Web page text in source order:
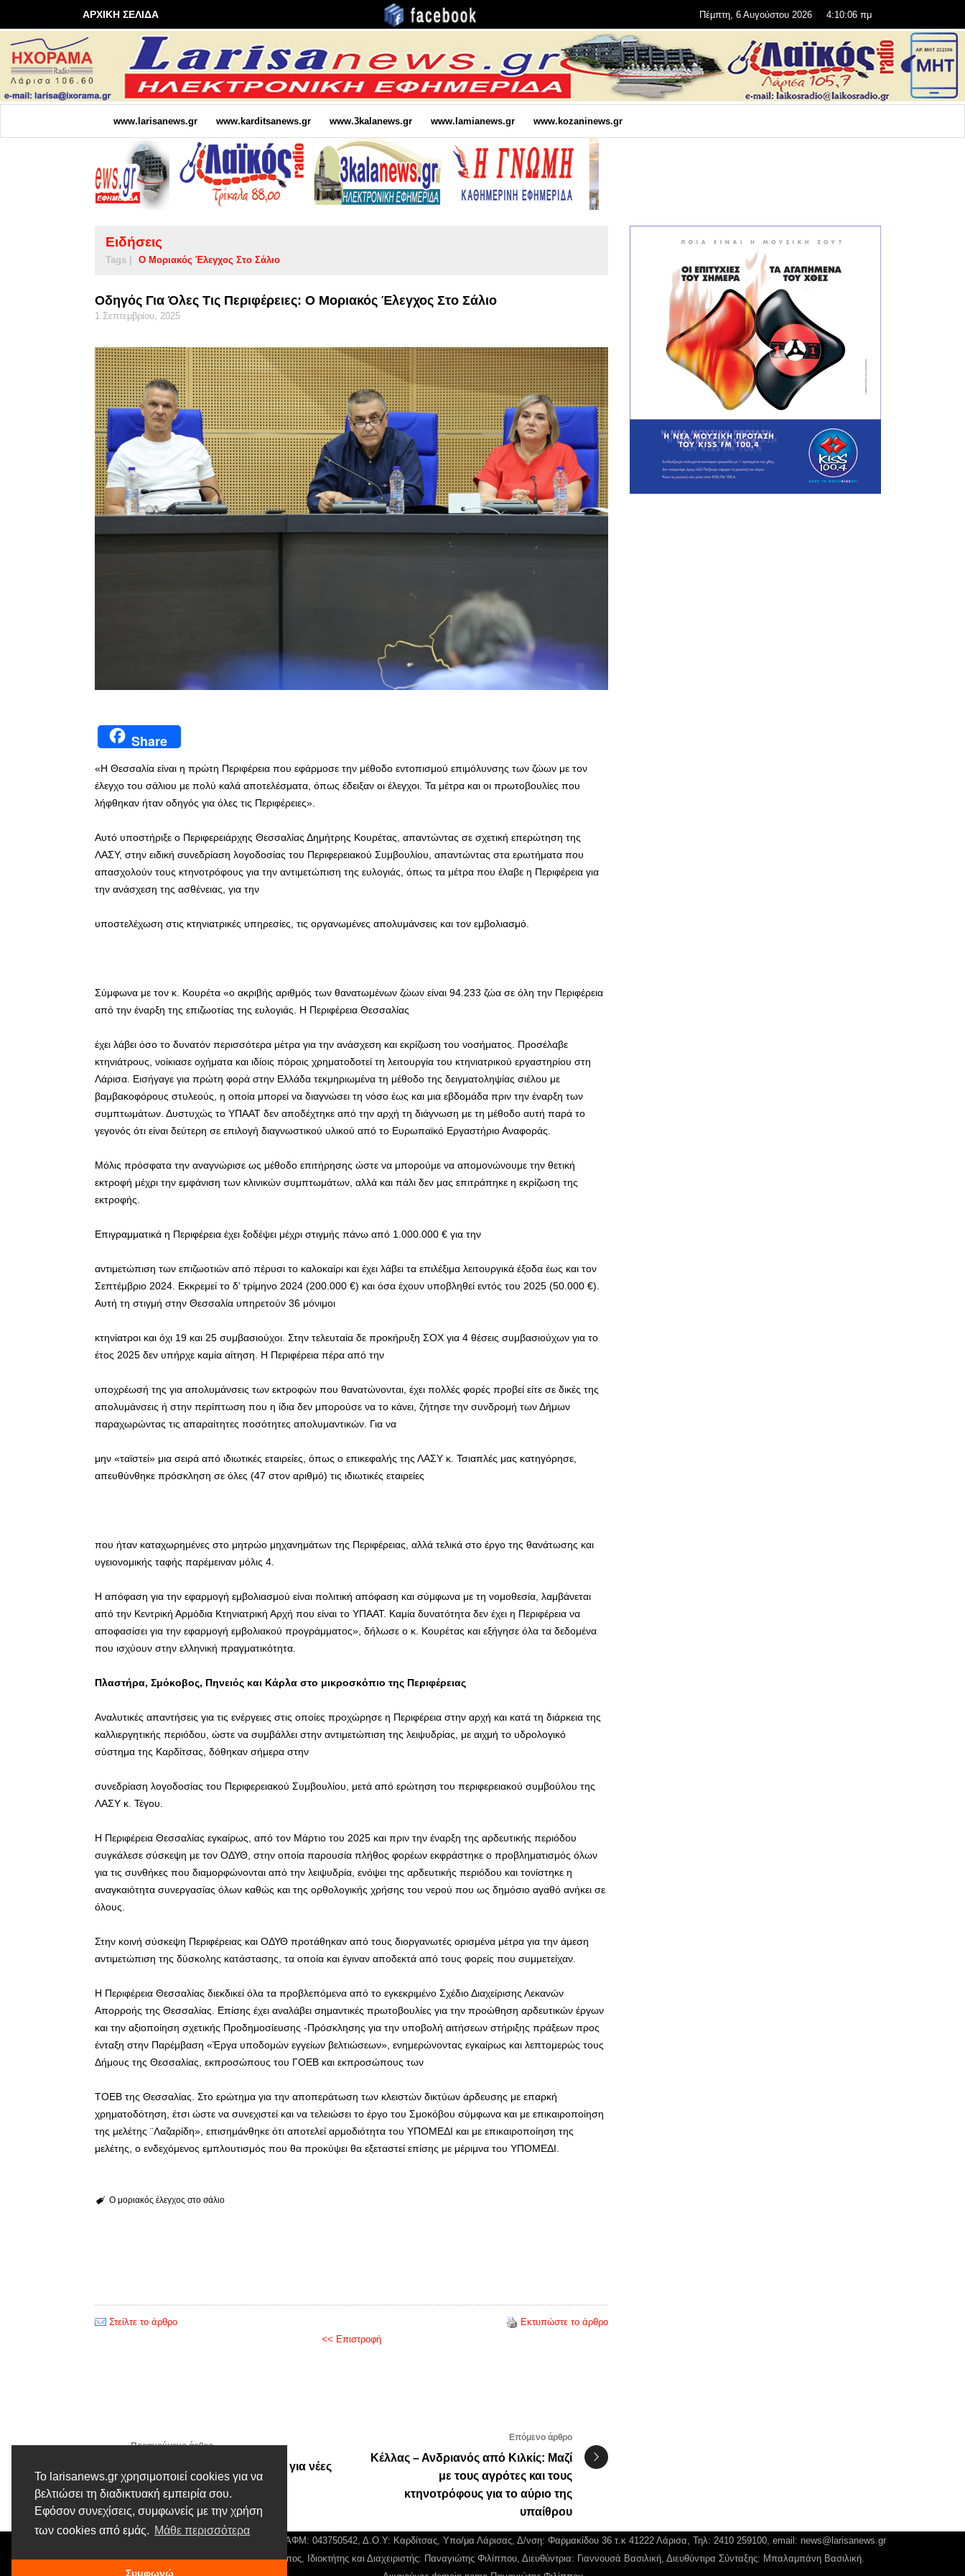
Το larisanews.gr χρησιμοποιεί cookies για να
βελτιώσει τη διαδικτυακή εμπειρία σου.
Εφόσον συνεχίσεις, συμφωνείς με την χρήση
των cookies από εμάς. Μάθε περισσότερα
Συμφωνώ
ΑΡΧΙΚΗ ΣΕΛΙΔΑ Πέμπτη, 6 Αυγούστου 2026 4:10:07 πμ
www.larisanews.gr www.karditsanews.gr www.3kalanews.gr www.lamianews.gr www.kozaninews.gr
Ειδήσεις
Tags | Ο Μοριακός Έλεγχος Στο Σάλιο
Οδηγός Για Όλες Τις Περιφέρειες: Ο Μοριακός Έλεγχος Στο Σάλιο
1 Σεπτεμβρίου, 2025
Share
«H Θεσσαλία είναι η πρώτη Περιφέρεια που εφάρμοσε την μέθοδο εντοπισμού επιμόλυνσης των ζώων με τον
έλεγχο του σάλιου με πολύ καλά αποτελέσματα, όπως έδειξαν οι έλεγχοι. Τα μέτρα και οι πρωτοβουλίες που
λήφθηκαν ήταν οδηγός για όλες τις Περιφέρειες».
Αυτό υποστήριξε ο Περιφερειάρχης Θεσσαλίας Δημήτρης Κουρέτας, απαντώντας σε σχετική επερώτηση της
ΛΑΣΥ, στην ειδική συνεδρίαση λογοδοσίας του Περιφερειακού Συμβουλίου, απαντώντας στα ερωτήματα που
απασχολούν τους κτηνοτρόφους για την αντιμετώπιση της ευλογιάς, όπως τα μέτρα που έλαβε η Περιφέρεια για
την ανάσχεση της ασθένειας, για την
υποστελέχωση στις κτηνιατρικές υπηρεσίες, τις οργανωμένες απολυμάνσεις και τον εμβολιασμό.
Σύμφωνα με τον κ. Κουρέτα «ο ακριβής αριθμός των θανατωμένων ζώων είναι 94.233 ζώα σε όλη την Περιφέρεια
από την έναρξη της επιζωοτίας της ευλογιάς. Η Περιφέρεια Θεσσαλίας
έχει λάβει όσο το δυνατόν περισσότερα μέτρα για την ανάσχεση και εκρίζωση του νοσήματος. Προσέλαβε
κτηνιάτρους, νοίκιασε οχήματα και ιδίοις πόροις χρηματοδοτεί τη λειτουργία του κτηνιατρικού εργαστηρίου στη
Λάρισα. Εισήγαγε για πρώτη φορά στην Ελλάδα τεκμηριωμένα τη μέθοδο της δειγματοληψίας σιέλου με
βαμβακοφόρους στυλεούς, η οποία μπορεί να διαγνώσει τη νόσο έως και μια εβδομάδα πριν την έναρξη των
συμπτωμάτων. Δυστυχώς το ΥΠΑΑΤ δεν αποδέχτηκε από την αρχή τη διάγνωση με τη μέθοδο αυτή παρά το
γεγονός ότι είναι δεύτερη σε επιλογή διαγνωστικού υλικού από το Ευρωπαϊκό Εργαστήριο Αναφοράς.
Μόλις πρόσφατα την αναγνώρισε ως μέθοδο επιτήρησης ώστε να μπορούμε να απομονώνουμε την θετική
εκτροφή μέχρι την εμφάνιση των κλινικών συμπτωμάτων, αλλά και πάλι δεν μας επιτράπηκε η εκρίζωση της
εκτροφής.
Επιγραμματικά η Περιφέρεια έχει ξοδέψει μέχρι στιγμής πάνω από 1.000.000 € για την
αντιμετώπιση των επιζωοτιών από πέρυσι το καλοκαίρι και έχει λάβει τα επιλέξιμα λειτουργικά έξοδα έως και τον
Σεπτέμβριο 2024. Εκκρεμεί το δ’ τρίμηνο 2024 (200.000 €) και όσα έχουν υποβληθεί εντός του 2025 (50.000 €).
Αυτή τη στιγμή στην Θεσσαλία υπηρετούν 36 μόνιμοι
κτηνίατροι και όχι 19 και 25 συμβασιούχοι. Στην τελευταία δε προκήρυξη ΣΟΧ για 4 θέσεις συμβασιούχων για το
έτος 2025 δεν υπήρχε καμία αίτηση. Η Περιφέρεια πέρα από την
υποχρέωσή της για απολυμάνσεις των εκτροφών που θανατώνονται, έχει πολλές φορές προβεί είτε σε δικές της
απολυμάνσεις ή στην περίπτωση που η ίδια δεν μπορούσε να το κάνει, ζήτησε την συνδρομή των Δήμων
παραχωρώντας τις απαραίτητες ποσότητες απολυμαντικών. Για να
μην «ταϊστεί» μια σειρά από ιδιωτικές εταιρείες, όπως ο επικεφαλής της ΛΑΣΥ κ. Τσιαπλές μας κατηγόρησε,
απευθύνθηκε πρόσκληση σε όλες (47 στον αριθμό) τις ιδιωτικές εταιρείες
που ήταν καταχωρημένες στο μητρώο μηχανημάτων της Περιφέρειας, αλλά τελικά στο έργο της θανάτωσης και
υγειονομικής ταφής παρέμειναν μόλις 4.
Η απόφαση για την εφαρμογή εμβολιασμού είναι πολιτική απόφαση και σύμφωνα με τη νομοθεσία, λαμβάνεται
από την Κεντρική Αρμόδια Κτηνιατρική Αρχή που είναι το ΥΠΑΑΤ. Καμία δυνατότητα δεν έχει η Περιφέρεια να
αποφασίσει για την εφαρμογή εμβολιακού προγράμματος», δήλωσε ο κ. Κουρέτας και εξήγησε όλα τα δεδομένα
που ισχύουν στην ελληνική πραγματικότητα.
Πλαστήρα, Σμόκοβος, Πηνειός και Κάρλα στο μικροσκόπιο της Περιφέρειας
Αναλυτικές απαντήσεις για τις ενέργειες στις οποίες προχώρησε η Περιφέρεια στην αρχή και κατά τη διάρκεια της
καλλιεργητικής περιόδου, ώστε να συμβάλλει στην αντιμετώπιση της λειψυδρίας, με αιχμή το υδρολογικό
σύστημα της Καρδίτσας, δόθηκαν σήμερα στην
συνεδρίαση λογοδοσίας του Περιφερειακού Συμβουλίου, μετά από ερώτηση του περιφερειακού συμβούλου της
ΛΑΣΥ κ. Τέγου.
Η Περιφέρεια Θεσσαλίας εγκαίρως, από τον Μάρτιο του 2025 και πριν την έναρξη της αρδευτικής περιόδου
συγκάλεσε σύσκεψη με τον ΟΔΥΘ, στην οποία παρουσία πλήθος φορέων εκφράστηκε ο προβληματισμός όλων
για τις συνθήκες που διαμορφώνονται από την λειψυδρία, ενόψει της αρδευτικής περιόδου και τονίστηκε η
αναγκαιότητα συνεργασίας όλων καθώς και της ορθολογικής χρήσης του νερού που ως δημόσιο αγαθό ανήκει σε
όλους.
Στην κοινή σύσκεψη Περιφέρειας και ΟΔΥΘ προτάθηκαν από τους διοργανωτές ορισμένα μέτρα για την άμεση
αντιμετώπιση της δύσκολης κατάστασης, τα οποία και έγιναν αποδεκτά από τους φορείς που συμμετείχαν.
Η Περιφέρεια Θεσσαλίας διεκδικεί όλα τα προβλεπόμενα από το εγκεκριμένο Σχέδιο Διαχείρισης Λεκανών
Απορροής της Θεσσαλίας. Επίσης έχει αναλάβει σημαντικές πρωτοβουλίες για την προώθηση αρδευτικών έργων
και την αξιοποίηση σχετικής Προδημοσίευσης -Πρόσκλησης για την υποβολή αιτήσεων στήριξης πράξεων προς
ένταξη στην Παρέμβαση «Έργα υποδομών εγγείων βελτιώσεων», ενημερώνοντας εγκαίρως και λεπτομερώς τους
Δήμους της Θεσσαλίας, εκπροσώπους του ΓΟΕΒ και εκπροσώπους των
ΤΟΕΒ της Θεσσαλίας. Στο ερώτημα για την αποπεράτωση των κλειστών δικτύων άρδευσης με επαρκή
χρηματοδότηση, έτσι ώστε να συνεχιστεί και να τελειώσει το έργο του Σμοκόβου σύμφωνα και με επικαιροποίηση
της μελέτης ¨Λαζαρίδη», επισημάνθηκε ότι αποτελεί αρμοδιότητα του ΥΠΟΜΕΔΙ και με επικαιροποίηση της
μελέτης, ο ενδεχόμενος εμπλουτισμός που θα προκύψει θα εξεταστεί επίσης με μέριμνα του ΥΠΟΜΕΔΙ.
Ο μοριακός έλεγχος στο σάλιο
Στείλτε το άρθρο
Εκτυπώστε το άρθρο
<< Επιστροφή
Προηγούμενο άρθρο
Θεσσαλία - Κρήτη: Διάλογος για νέες
γέφυρες συνεργασίας με την
Ομογένεια
Επόμενο άρθρο
Κέλλας – Ανδριανός από Κιλκίς: Μαζί
με τους αγρότες και τους
κτηνοτρόφους για το αύριο της
υπαίθρου
© Larisa News | Διακριτικός Τίτλος: Orion Media, ΑΦΜ: 043750542, Δ.Ο.Υ: Καρδίτσας, Υπο/μα Λάρισας, Δ/νση: Φαρμακίδου 36 τ.κ 41222 Λάρισα, Τηλ: 2410 259100, email: news@larisanews.gr
Αρ. Γεμή: 018804431000, Νόμιμος Εκπρόσωπος, Ιδιοκτήτης και Διαχειριστής: Παναγιώτης Φιλίππου, Διευθύντρια: Γιαννουσά Βασιλική, Διευθύντιρα Σύνταξης: Μπαλαμπάνη Βασιλική.